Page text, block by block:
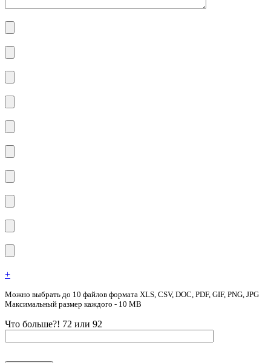
+
Можно выбрать до 10 файлов формата XLS, CSV, DOC, PDF, GIF, PNG, JPG
Максимальный размер каждого - 10 MB
Что больше?! 72 или 92